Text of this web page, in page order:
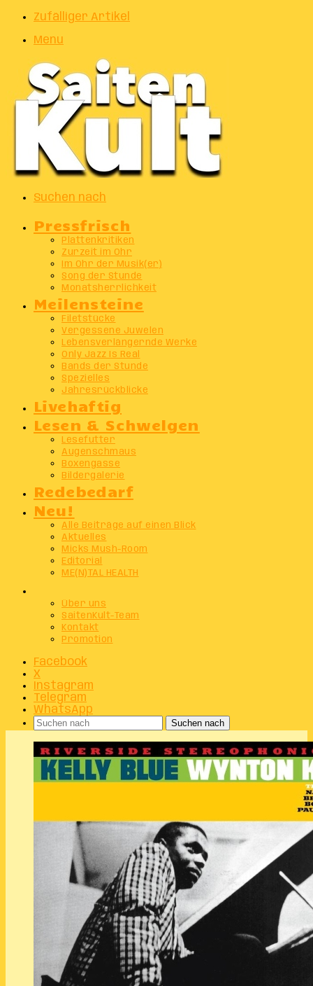
Zufälliger Artikel
Menu
Suchen nach
Pressfrisch
Plattenkritiken
Zurzeit im Ohr
Im Ohr der Musik(er)
Song der Stunde
Monatsherrlichkeit
Meilensteine
Filetstücke
Vergessene Juwelen
Lebensverlängernde Werke
Only Jazz Is Real
Bands der Stunde
Spezielles
Jahresrückblicke
Livehaftig
Lesen & Schwelgen
Lesefutter
Augenschmaus
Boxengasse
Bildergalerie
Redebedarf
Neu!
Alle Beiträge auf einen Blick
Aktuelles
Micks Mush-Room
Editorial
ME(N)TAL HEALTH
Über uns
SaitenKult-Team
Kontakt
Promotion
Facebook
X
Instagram
Telegram
WhatsApp
Suchen nach